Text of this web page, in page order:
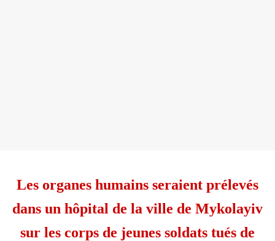
Les organes humains seraient prélevés
dans un hôpital de la ville de Mykolayiv
sur les corps de jeunes soldats tués de